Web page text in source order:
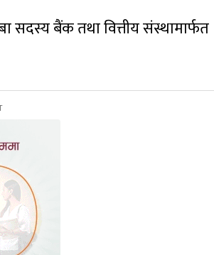
सदस्य बैंक तथा वित्तीय संस्थामार्फत